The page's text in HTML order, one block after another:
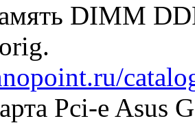
DIMM
Pci-e Asus